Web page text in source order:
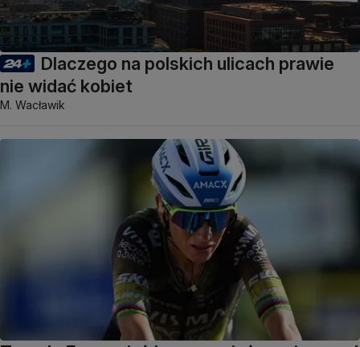
Dlaczego na polskich ulicach prawie
nie widać kobiet
M. Wacławik